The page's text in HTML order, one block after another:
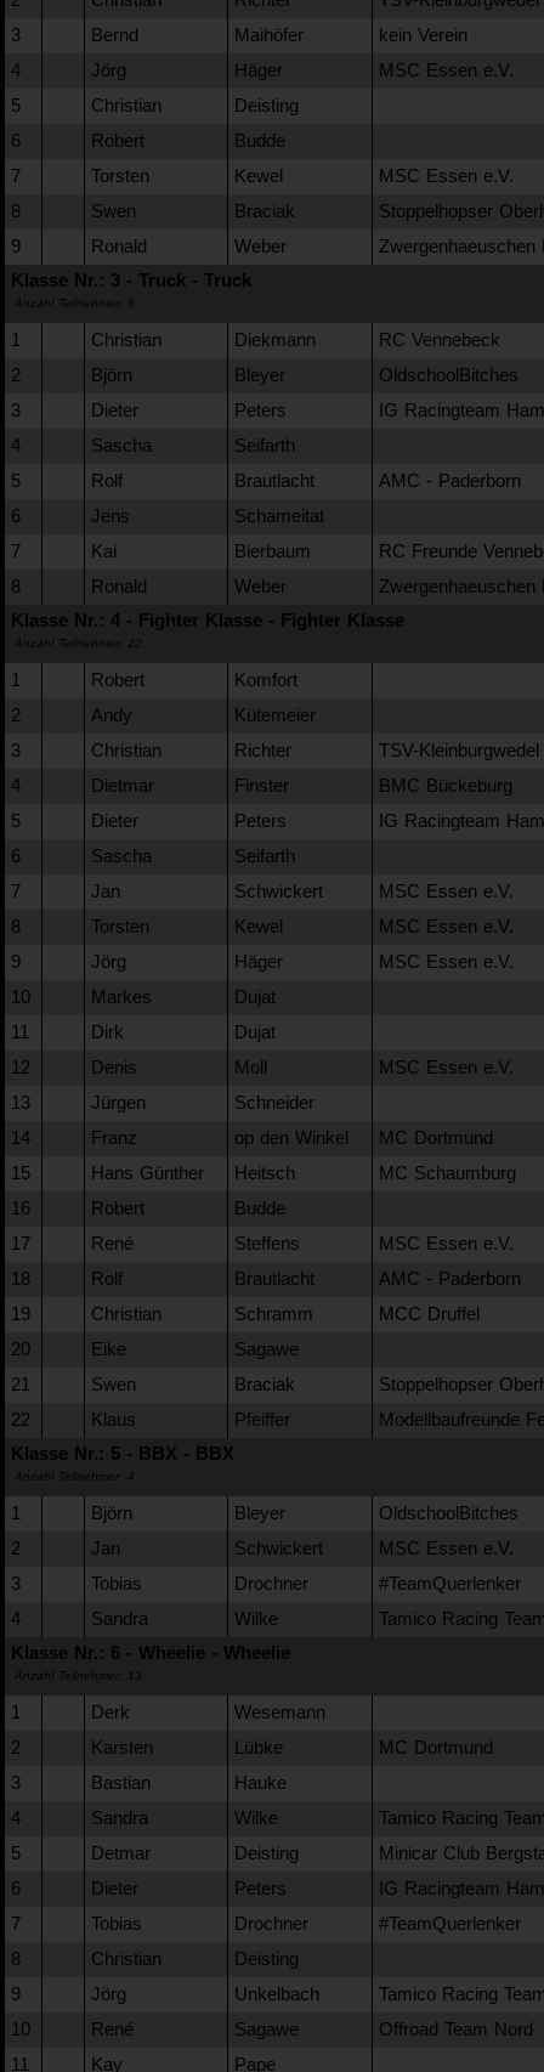
3
Bernd Maihöfer
kein Verein
4
Jörg Häger
MSC Essen e.V.
5
Christian
Deisting
6
Robert
Budde
7
Torsten Kewel
MSC Essen e.V.
8
Swen Braciak
Stoppelhopser
9
Ronald Weber
Zwergenhaeuschen
Klasse Nr.: 3 - Truck - Truck
Anzahl Teilnehmer: 8
1 Christian Diekmann
RC Vennebeck
2
Björn Bleyer
OldschoolBitches
3
Dieter Peters
IG Racingteam
4
Sascha
Seifarth
5
Rolf Brautlacht
AMC - Paderborn
6
Jens
Schameitat
7
Kai Bierbaum
RC Freunde
8
Ronald Weber
Zwergenhaeuschen
Klasse Nr.: 4 - Fighter Klasse - Fighter Klasse
Anzahl Teilnehmer: 22
1 Robert
Komfort
2
Andy
Kütemeier
3
Christian Richter
TSV-Kleinburgwedel
4
Dietmar Finster
BMC Bückeburg
5
Dieter Peters
IG Racingteam
6
Sascha
Seifarth
7
Jan Schwickert
MSC Essen e.V.
8
Torsten Kewel
MSC Essen e.V.
9
Jörg Häger
MSC Essen e.V.
10
Markes
Dujat
11
Dirk
Dujat
12
Denis Moll
MSC Essen e.V.
13
Jürgen
Schneider
14
Franz op den Winkel
MC Dortmund
15
Hans Günther Heitsch
MC Schaumburg
16
Robert
Budde
17
René Steffens
MSC Essen e.V.
18
Rolf Brautlacht
AMC - Paderborn
19
Christian Schramm
MCC Druffel
20
Eike
Sagawe
21
Swen Braciak
Stoppelhopser
22
Klaus Pfeiffer
Modellbaufreunde
Klasse Nr.: 5 - BBX - BBX
Anzahl Teilnehmer: 4
1 Björn Bleyer
OldschoolBitches
2
Jan Schwickert
MSC Essen e.V.
3
Tobias Drochner
#TeamQuerlenker
4
Sandra Wilke
Tamico Racing
Klasse Nr.: 6 - Wheelie - Wheelie
Anzahl Teilnehmer: 13
1 Derk
Wesemann
2
Karsten Lübke
MC Dortmund
3
Bastian
Hauke
4
Sandra Wilke
Tamico Racing
5
Detmar Deisting
Minicar Club
6
Dieter Peters
IG Racingteam
7
Tobias Drochner
#TeamQuerlenker
8
Christian
Deisting
9
Jörg Unkelbach
Tamico Racing
10
René Sagawe
Offroad Team Nord
11
Kay Pape